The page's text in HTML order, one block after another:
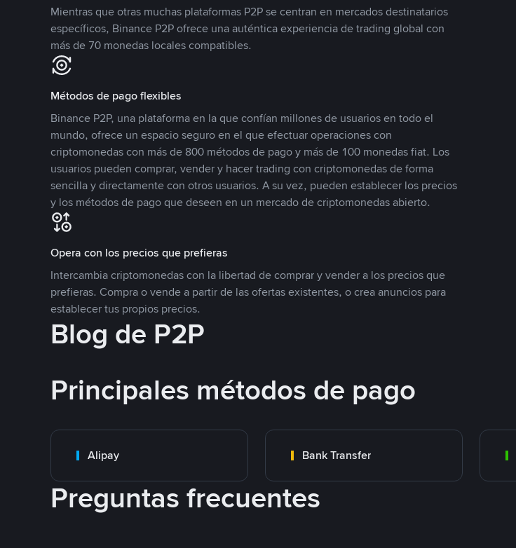
Mientras que otras muchas plataformas P2P se centran en mercados destinatarios
específicos, Binance P2P ofrece una auténtica experiencia de trading global con
más de 70 monedas locales compatibles.
Métodos de pago flexibles
Binance P2P, una plataforma en la que confían millones de usuarios en todo el
mundo, ofrece un espacio seguro en el que efectuar operaciones con
criptomonedas con más de 800 métodos de pago y más de 100 monedas fiat. Los
usuarios pueden comprar, vender y hacer trading con criptomonedas de forma
sencilla y directamente con otros usuarios. A su vez, pueden establecer los precios
y los métodos de pago que deseen en un mercado de criptomonedas abierto.
Opera con los precios que prefieras
Intercambia criptomonedas con la libertad de comprar y vender a los precios que
prefieras. Compra o vende a partir de las ofertas existentes, o crea anuncios para
establecer tus propios precios.
Blog de P2P
Principales métodos de pago
Alipay Bank Transfer
Preguntas frecuentes